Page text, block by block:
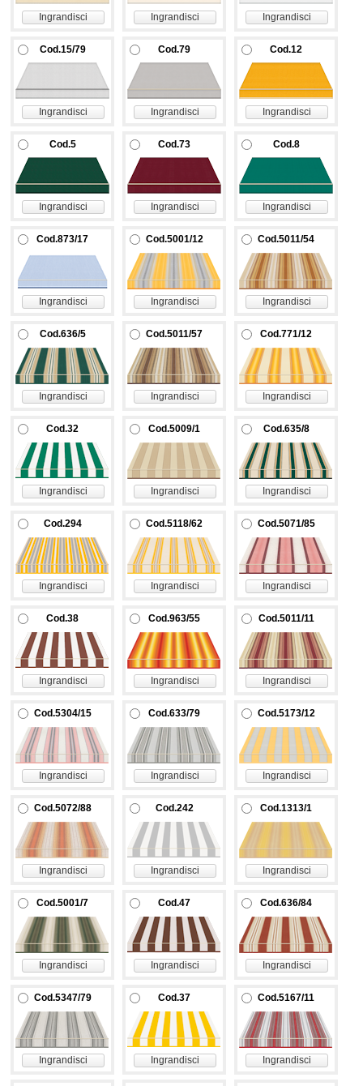
Ingrandisci Ingrandisci Ingrandisci
Cod.15/79
Ingrandisci
Cod.79
Ingrandisci
Cod.12
Ingrandisci
Cod.5
Ingrandisci
Cod.73
Ingrandisci
Cod.8
Ingrandisci
Cod.873/17
Ingrandisci
Cod.5001/12
Ingrandisci
Cod.5011/54
Ingrandisci
Cod.636/5
Ingrandisci
Cod.5011/57
Ingrandisci
Cod.771/12
Ingrandisci
Cod.32
Ingrandisci
Cod.5009/1
Ingrandisci
Cod.635/8
Ingrandisci
Cod.294
Ingrandisci
Cod.5118/62
Ingrandisci
Cod.5071/85
Ingrandisci
Cod.38
Ingrandisci
Cod.963/55
Ingrandisci
Cod.5011/11
Ingrandisci
Cod.5304/15
Ingrandisci
Cod.633/79
Ingrandisci
Cod.5173/12
Ingrandisci
Cod.5072/88
Ingrandisci
Cod.242
Ingrandisci
Cod.1313/1
Ingrandisci
Cod.5001/7
Ingrandisci
Cod.47
Ingrandisci
Cod.636/84
Ingrandisci
Cod.5347/79
Ingrandisci
Cod.37
Ingrandisci
Cod.5167/11
Ingrandisci